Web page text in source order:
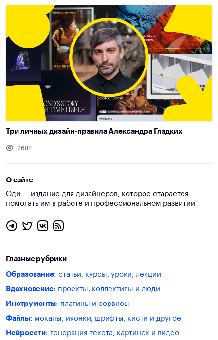
Три личных дизайн-правила Александра Гладких
2684
О сайте
Оди — издание для дизайнеров, которое старается
помогать им в работе и профессиональном развитии
Главные рубрики
Образование: статьи, курсы, уроки, лекции
Вдохновение: проекты, коллективы и люди
Инструменты: плагины и сервисы
Файлы: мокапы, иконки, шрифты, кисти и другое
Нейросети: генерация текста, картинок и видео